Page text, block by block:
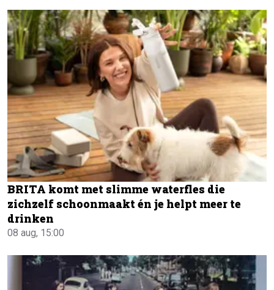
BRITA komt met slimme waterfles die
zichzelf schoonmaakt én je helpt meer te
drinken
08 aug, 15:00